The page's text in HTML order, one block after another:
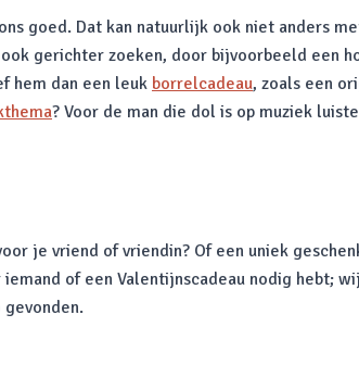
goed. Dat kan natuurlijk ook niet anders
gerichter zoeken, door bijvoorbeeld een
hem dan een leuk borrelcadeau, zoals een
? Voor de man die dol is op muziek
je vriend of vriendin? Of een uniek
of een Valentijnscadeau nodig hebt;